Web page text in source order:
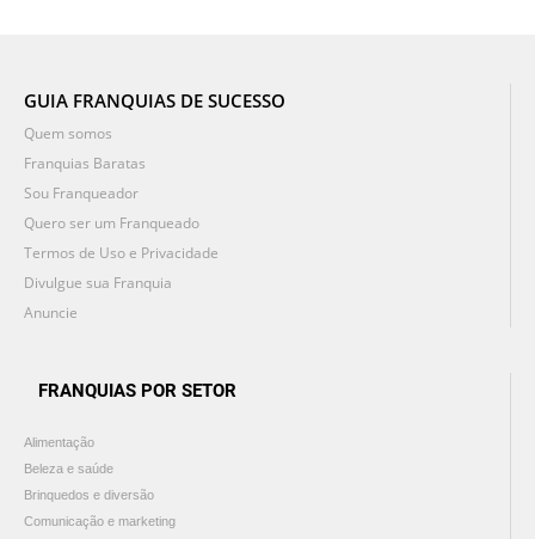
GUIA FRANQUIAS DE SUCESSO
Quem somos
Franquias Baratas
Sou Franqueador
Quero ser um Franqueado
Termos de Uso e Privacidade
Divulgue sua Franquia
Anuncie
FRANQUIAS POR SETOR
Alimentação
Beleza e saúde
Brinquedos e diversão
Comunicação e marketing